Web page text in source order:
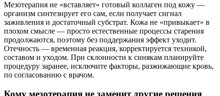
Мезотерапия не «вставляет» готовый коллаген под кожу —
организм синтезирует его сам, если получает сигнал
заживления и достаточный субстрат. Кожа не «привыкает» в
плохом смысле — просто естественные процессы старения
продолжаются, поэтому без поддержания эффект уходит.
Отечность — временная реакция, корректируется техникой,
составом и уходом. При склонности к синякам планируйте
процедуру заранее, исключите факторы, разжижающие кровь,
по согласованию с врачом.
Кому мезотерапия не заменит другие решения